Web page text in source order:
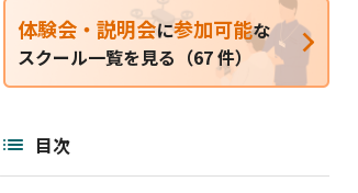
体験会・説明会に参加可能な
スクール一覧を見る（67 件）
目次